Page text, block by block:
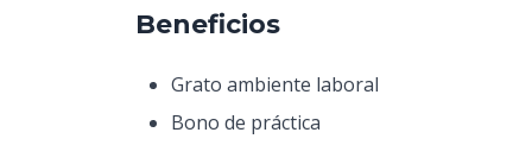
Beneficios
Grato ambiente laboral
Bono de práctica